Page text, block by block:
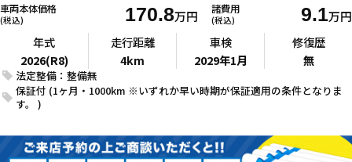
車両本体価格
(税込) 170.8万円 諸費用
(税込) 9.1万円
法定整備：整備無
保証付 (1ヶ月・1000km ※いずれか早い時期が保証適用の条件となりま
す。 )
年式
2026(R8)
走行距離
4km
車検
2029年1月
修復歴
無